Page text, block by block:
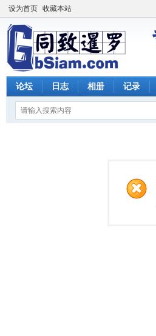
设为首页 收藏本站
论坛 日志 相册 记录